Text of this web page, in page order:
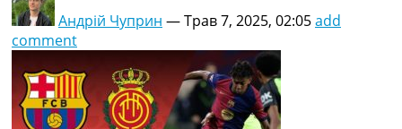
Андрій Чуприн —Трав 7, 2025, 02:05add
comment